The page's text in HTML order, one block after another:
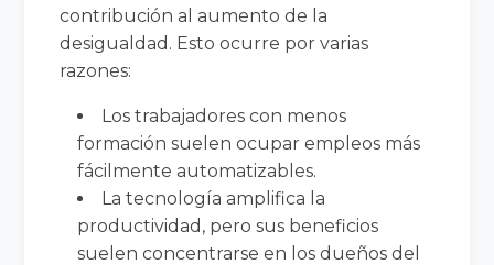
contribución al aumento de la
desigualdad. Esto ocurre por varias
razones:
Los trabajadores con menos
formación suelen ocupar empleos más
fácilmente automatizables.
La tecnología amplifica la
productividad, pero sus beneficios
suelen concentrarse en los dueños del